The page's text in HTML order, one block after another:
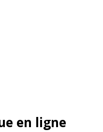
en ligne